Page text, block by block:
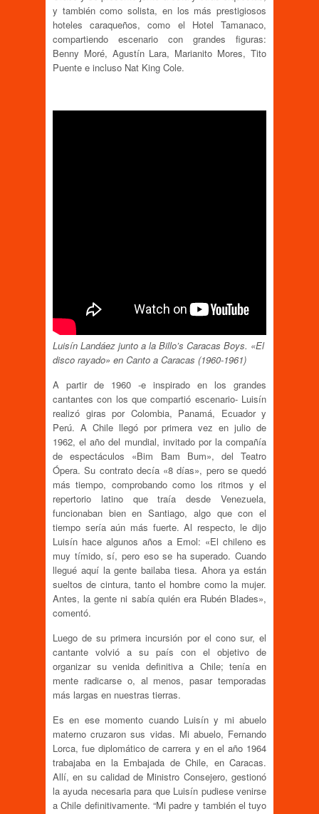
y también como solista, en los más prestigiosos
hoteles caraqueños, como el Hotel Tamanaco,
compartiendo escenario con grandes figuras:
Benny Moré, Agustín Lara, Marianito Mores, Tito
Puente e incluso Nat King Cole.
Luisín Landáez junto a la Billo’s Caracas Boys. «El
disco rayado» en Canto a Caracas (1960-1961)
A partir de 1960 -e inspirado en los grandes
cantantes con los que compartió escenario- Luisín
realizó giras por Colombia, Panamá, Ecuador y
Perú. A Chile llegó por primera vez en julio de
1962, el año del mundial, invitado por la compañía
de espectáculos «Bim Bam Bum», del Teatro
Ópera. Su contrato decía «8 días», pero se quedó
más tiempo, comprobando como los ritmos y el
repertorio latino que traía desde Venezuela,
funcionaban bien en Santiago, algo que con el
tiempo sería aún más fuerte. Al respecto, le dijo
Luisín hace algunos años a Emol: «El chileno es
muy tímido, sí, pero eso se ha superado. Cuando
llegué aquí la gente bailaba tiesa. Ahora ya están
sueltos de cintura, tanto el hombre como la mujer.
Antes, la gente ni sabía quién era Rubén Blades»,
comentó.
Luego de su primera incursión por el cono sur, el
cantante volvió a su país con el objetivo de
organizar su venida definitiva a Chile; tenía en
mente radicarse o, al menos, pasar temporadas
más largas en nuestras tierras.
Es en ese momento cuando Luisín y mi abuelo
materno cruzaron sus vidas. Mi abuelo, Fernando
Lorca, fue diplomático de carrera y en el año 1964
trabajaba en la Embajada de Chile, en Caracas.
Allí, en su calidad de Ministro Consejero, gestionó
la ayuda necesaria para que Luisín pudiese venirse
a Chile definitivamente. “Mi padre y también el tuyo